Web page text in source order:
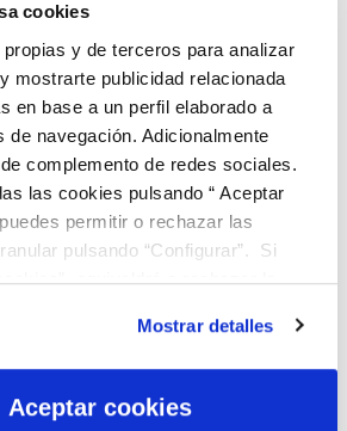
cookies
y de terceros para analizar
mostrarte publicidad relacionada
en base a un perfil elaborado a
de navegación. Adicionalmente
complemento de redes sociales.
las cookies pulsando “ Aceptar
permitir o rechazar las
pulsando “Configurar”. Si
equivaldrá a rechazar la
para que el sitio web funcione y que
desactivar. Puedes consultar
Política de Cookies
Mostrar detalles
Aceptar cookies
la revista Aquae Views 20
MÁS CONTENIDOS
COMO ESTOS
AHORA!